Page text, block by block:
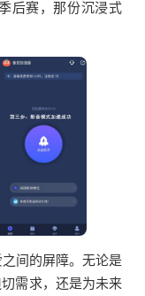
后赛，那份沉浸式
间的屏障。无论是
需求，还是为未来